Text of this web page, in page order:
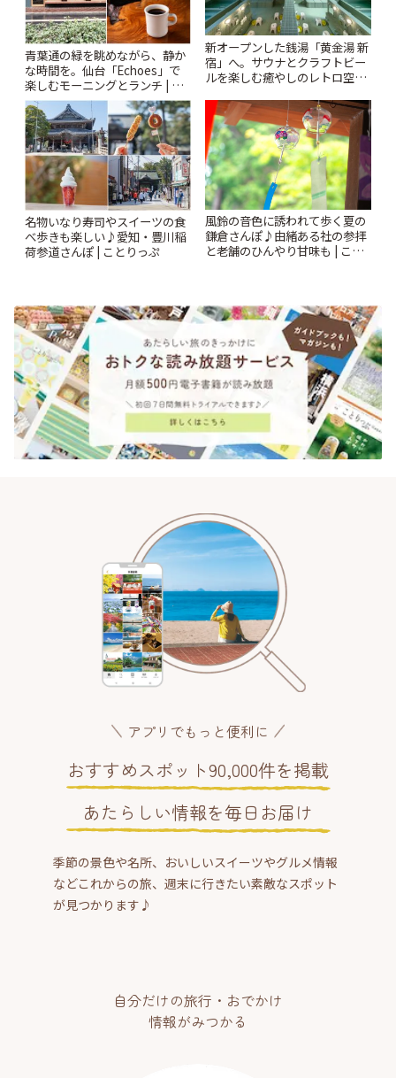
青葉通の緑を眺めながら、静か
な時間を。仙台「Echoes」で
楽しむモーニングとランチ | こ
とりっぷ
新オープンした銭湯「黄金湯 新
宿」へ。サウナとクラフトビー
ルを楽しむ癒やしのレトロ空間
名物いなり寿司やスイーツの食
べ歩きも楽しい♪愛知・豊川稲
荷参道さんぽ | ことりっぷ
風鈴の音色に誘われて歩く夏の
鎌倉さんぽ♪由緒ある社の参拝
と老舗のひんやり甘味も | こと
アプリでもっと便利に
おすすめスポット90,000件を掲載
あたらしい情報を毎日お届け
季節の景色や名所、おいしいスイーツやグルメ情報
などこれからの旅、週末に行きたい素敵なスポット
が見つかります♪
自分だけの旅行・おでかけ
情報がみつかる